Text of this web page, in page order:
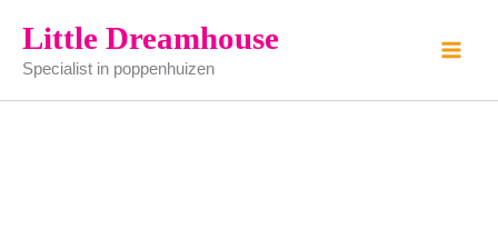
naar
inhoud
Little Dreamhouse
Specialist in poppenhuizen
-
rood
en
wit